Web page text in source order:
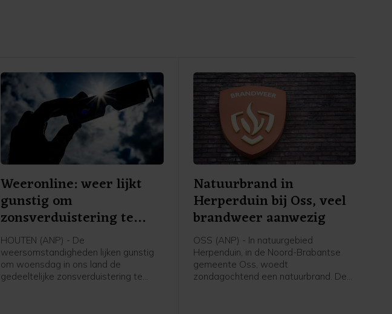
Weeronline: weer lijkt
gunstig om
zonsverduistering te
zien
HOUTEN (ANP) - De
weersomstandigheden lijken gunstig
om woensdag in ons land de
gedeeltelijke zonsverduistering te
Natuurbrand in
Herperduin bij Oss, veel
brandweer aanwezig
OSS (ANP) - In natuurgebied
Herpenduin, in de Noord-Brabantse
gemeente Oss, woedt
zondagochtend een natuurbrand. De